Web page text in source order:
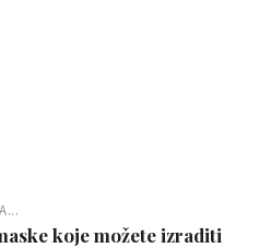
koje možete izraditi